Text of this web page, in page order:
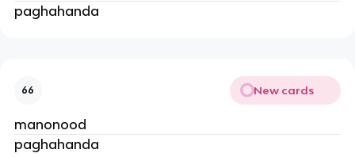
paghahanda
66 New cards
manonood
paghahanda